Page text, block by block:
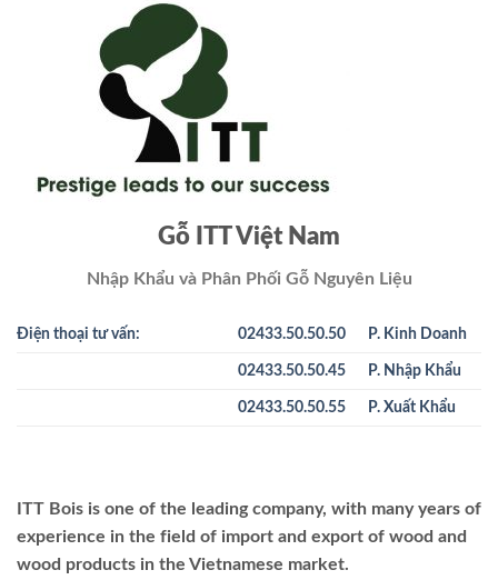
Gỗ ITT Việt Nam
Nhập Khẩu và Phân Phối Gỗ Nguyên Liệu
Điện thoại tư vấn: 02433.50.50.50 P. Kinh Doanh
02433.50.50.45 P. Nhập Khẩu
02433.50.50.55 P. Xuất Khẩu
ITT Bois is one of the leading company, with many years of
experience in the field of import and export of wood and
wood products in the Vietnamese market.